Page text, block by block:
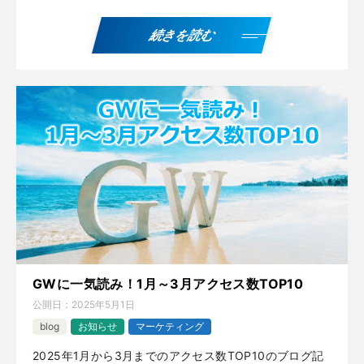
続きを読む
GWに一気読み！1月～3月アクセス数TOP10
公開日： 2025年5月1日
blog
お知らせ マーケティング
2025年1月から3月までのアクセス数TOP10のブログ記